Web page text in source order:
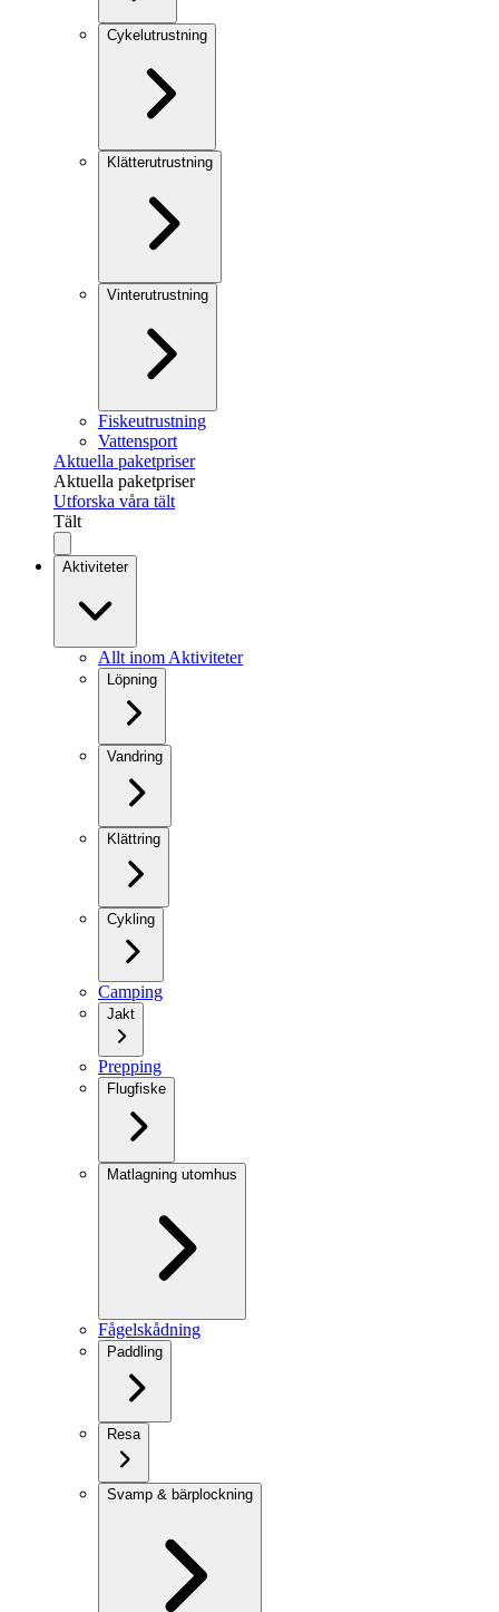
Cykelutrustning
Klätterutrustning
Vinterutrustning
Fiskeutrustning
Vattensport
Aktuella paketpriser
Aktuella paketpriser
Utforska våra tält
Tält
Aktiviteter
Allt inom Aktiviteter
Löpning
Vandring
Klättring
Cykling
Camping
Jakt
Prepping
Flugfiske
Matlagning utomhus
Fågelskådning
Paddling
Resa
Svamp & bärplockning